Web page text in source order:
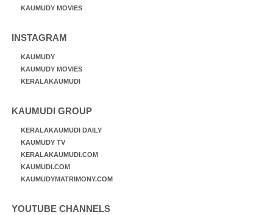
KAUMUDY MOVIES
INSTAGRAM
KAUMUDY
KAUMUDY MOVIES
KERALAKAUMUDI
KAUMUDI GROUP
KERALAKAUMUDI DAILY
KAUMUDY TV
KERALAKAUMUDI.COM
KAUMUDI.COM
KAUMUDYMATRIMONY.COM
YOUTUBE CHANNELS